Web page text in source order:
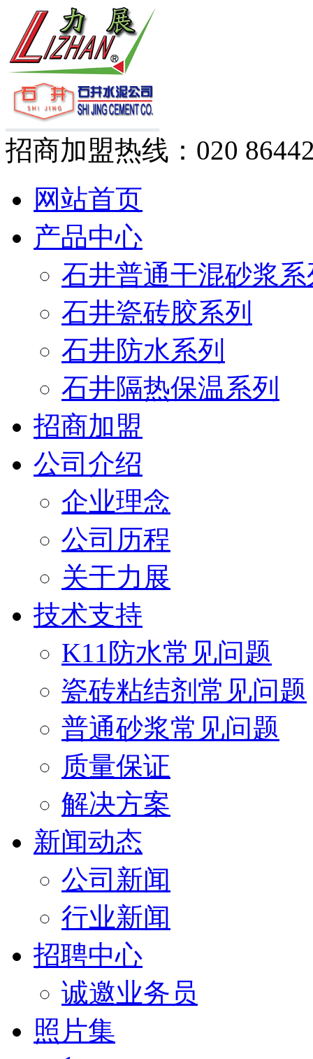
招商加盟热线： 020
网站首页
产品中心
石井普通干混砂浆系
石井瓷砖胶系列
石井防水系列
石井隔热保温系列
招商加盟
公司介绍
企业理念
公司历程
关于力展
技术支持
K11防水常见问题
瓷砖粘结剂常见问题
普通砂浆常见问题
质量保证
解决方案
新闻动态
公司新闻
行业新闻
招聘中心
诚邀业务员
照片集